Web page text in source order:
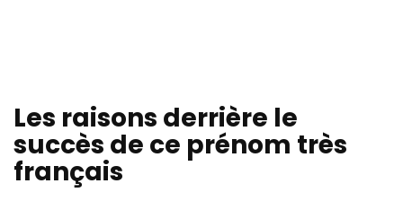
Les raisons derrière le
succès de ce prénom très
français